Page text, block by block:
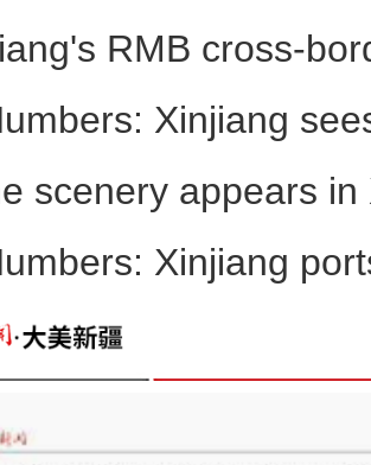
亚热带水果在和田反季节试
RMB cross-
Xinjiang
scenery appears in
Xinjiang